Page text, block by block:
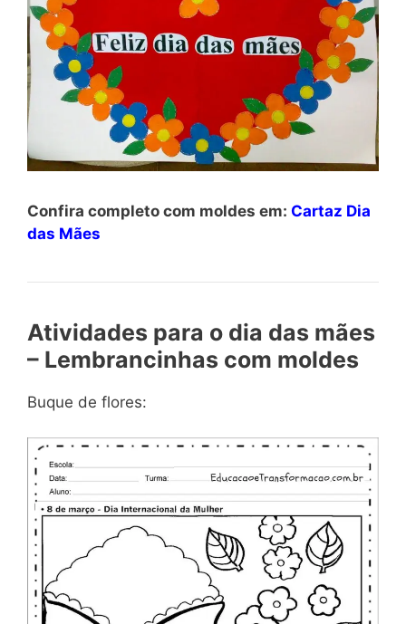
Confira completo com moldes em: Cartaz Dia
das Mães
Atividades para o dia das mães
– Lembrancinhas com moldes
Buque de flores: